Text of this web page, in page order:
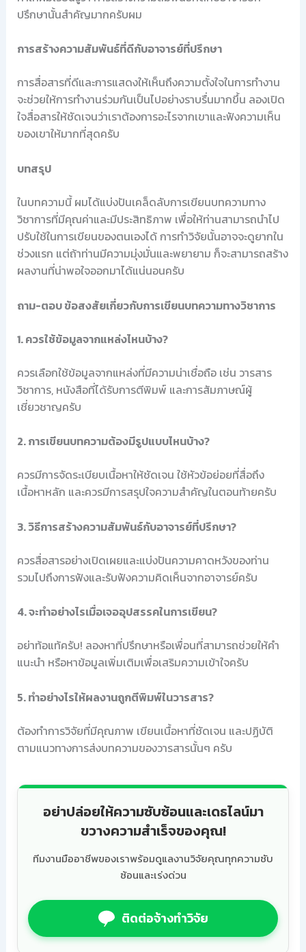
ปรึกษานั้นสำคัญมากครับผม
การสร้างความสัมพันธ์ที่ดีกับอาจารย์ที่ปรึกษา
การสื่อสารที่ดีและการแสดงให้เห็นถึงความตั้งใจในการทำงาน
จะช่วยให้การทำงานร่วมกันเป็นไปอย่างราบรื่นมากขึ้น ลองเปิด
ใจสื่อสารให้ชัดเจนว่าเราต้องการอะไรจากเขาและฟังความเห็น
ของเขาให้มากที่สุดครับ
บทสรุป
ในบทความนี้ ผมได้แบ่งปันเคล็ดลับการเขียนบทความทาง
วิชาการที่มีคุณค่าและมีประสิทธิภาพ เพื่อให้ท่านสามารถนำไป
ปรับใช้ในการเขียนของตนเองได้ การทำวิจัยนั้นอาจจะดูยากใน
ช่วงแรก แต่ถ้าท่านมีความมุ่งมั่นและพยายาม ก็จะสามารถสร้าง
ผลงานที่น่าพอใจออกมาได้แน่นอนครับ
ถาม-ตอบ ข้อสงสัยเกี่ยวกับการเขียนบทความทางวิชาการ
1. ควรใช้ข้อมูลจากแหล่งไหนบ้าง?
ควรเลือกใช้ข้อมูลจากแหล่งที่มีความน่าเชื่อถือ เช่น วารสาร
วิชาการ, หนังสือที่ได้รับการตีพิมพ์ และการสัมภาษณ์ผู้
เชี่ยวชาญครับ
2. การเขียนบทความต้องมีรูปแบบไหนบ้าง?
ควรมีการจัดระเบียบเนื้อหาให้ชัดเจน ใช้หัวข้อย่อยที่สื่อถึง
เนื้อหาหลัก และควรมีการสรุปใจความสำคัญในตอนท้ายครับ
3. วิธีการสร้างความสัมพันธ์กับอาจารย์ที่ปรึกษา?
ควรสื่อสารอย่างเปิดเผยและแบ่งปันความคาดหวังของท่าน
รวมไปถึงการฟังและรับฟังความคิดเห็นจากอาจารย์ครับ
4. จะทำอย่างไรเมื่อเจออุปสรรคในการเขียน?
อย่าท้อแท้ครับ! ลองหาที่ปรึกษาหรือเพื่อนที่สามารถช่วยให้คำ
แนะนำ หรือหาข้อมูลเพิ่มเติมเพื่อเสริมความเข้าใจครับ
5. ทำอย่างไรให้ผลงานถูกตีพิมพ์ในวารสาร?
ต้องทำการวิจัยที่มีคุณภาพ เขียนเนื้อหาที่ชัดเจน และปฏิบัติ
ตามแนวทางการส่งบทความของวารสารนั้นๆ ครับ
อย่าปล่อยให้ความซับซ้อนและเดธไลน์มา
ขวางความสำเร็จของคุณ!
ทีมงานมืออาชีพของเราพร้อมดูแลงานวิจัยคุณทุกความซับ
ซ้อนและเร่งด่วน
ติดต่อจ้างทำวิจัย